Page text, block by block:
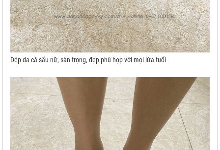
Dép da cá sấu nữ, sàn trọng, đẹp phù hợp với mọi lứa tuổi